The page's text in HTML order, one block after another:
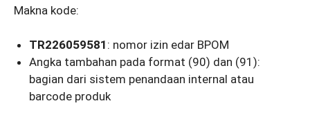
Makna kode:
TR226059581 : nomor izin edar BPOM
Angka tambahan pada format (90) dan (91):
bagian dari sistem penandaan internal atau
barcode produk